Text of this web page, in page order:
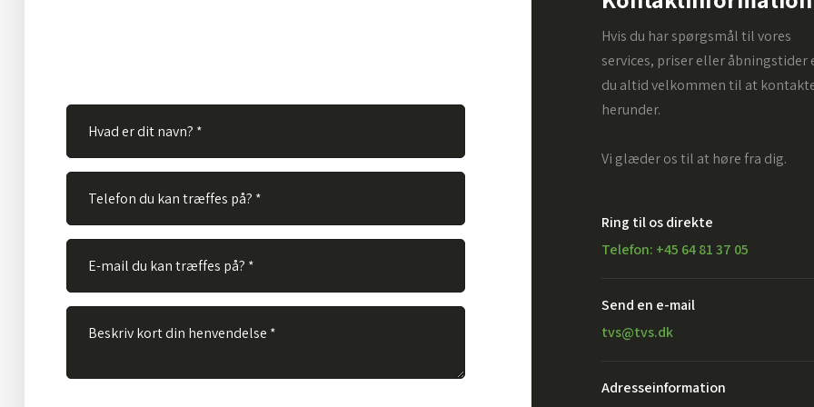
Hvis du har spørgsmål til vores
services, priser eller åbningstider
du altid velkommen til at
herunder.
Vi glæder os til at høre fra dig.
Ring til os direkte
Telefon: +45 64 81 37 05
Send en e-mail​
tvs@tvs.dk
Adresseinformation